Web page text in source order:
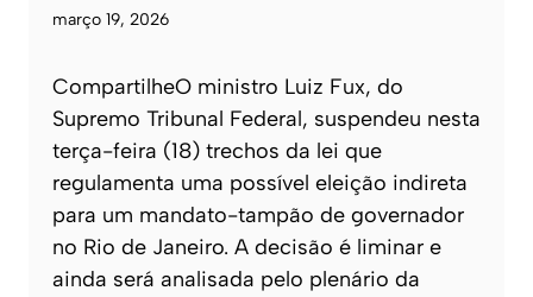
março 19, 2026
CompartilheO ministro Luiz Fux, do
Supremo Tribunal Federal, suspendeu nesta
terça-feira (18) trechos da lei que
regulamenta uma possível eleição indireta
para um mandato-tampão de governador
no Rio de Janeiro. A decisão é liminar e
ainda será analisada pelo plenário da